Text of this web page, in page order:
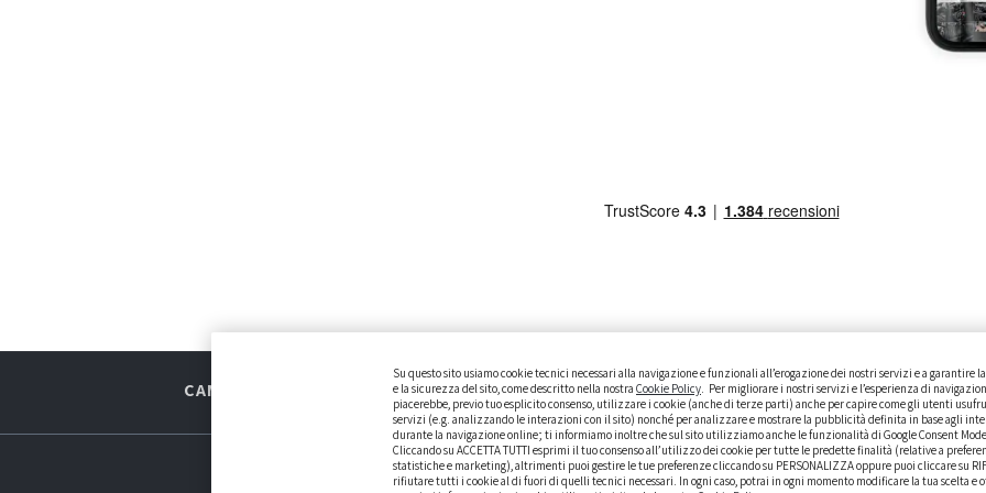
Su questo sito usiamo cookie tecnici necessari alla navigazione e funzionali all’erogazione dei nostri servizi e a garantire
e la sicurezza del sito, come descritto nella nostra Cookie Policy. Per migliorare i nostri servizi e l’esperienza di
piacerebbe, previo tuo esplicito consenso, utilizzare i cookie (anche di terze parti) anche per capire come gli utenti
servizi (e.g. analizzando le interazioni con il sito) nonché per analizzare e mostrare la pubblicità definita in base agli
durante la navigazione online; ti informiamo inoltre che sul sito utilizziamo anche le funzionalità di Google Consent
Cliccando su ACCETTA TUTTI esprimi il tuo consenso all’utilizzo dei cookie per tutte le predette finalità (relative a
statistiche e marketing), altrimenti puoi gestire le tue preferenze cliccando su PERSONALIZZA oppure puoi cliccare su
rifiutare tutti i cookie al di fuori di quelli tecnici necessari. In ogni caso, potrai in ogni momento modificare la tua scelta e
CAMBIARE AUTO GUIDA ALL’ACQUISTO GUIDE PRATICHE CURIOSITÀ DATI ALLA MANO